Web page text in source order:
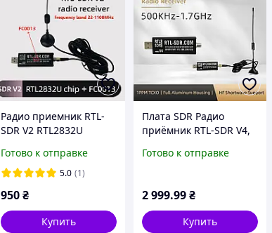
Радио приемник RTL-
SDR V2 RTL2832U
МГц широкополосный
радиоприемник DVB-T
Готово к отправке
5.0 (1)
950₴
Купить
Плата SDR Радио
приёмник RTL-SDR V4,
500кГц 1.76ГГц, АЦП
Готово к отправке
2 999.99₴
Купить